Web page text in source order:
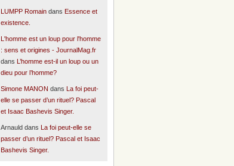
LUMPP Romaindans Essence et
existence.
L'homme est un loup pour l'homme
: sens et origines - JournalMag.fr
dans
L’homme est-il un loup ou un
dieu pour l’homme?
Simone MANON dans
La foi peut-
elle se passer d’un rituel? Pascal
et Isaac Bashevis Singer.
Arnauld dans
La foi peut-elle se
passer d’un rituel? Pascal et Isaac
Bashevis Singer.